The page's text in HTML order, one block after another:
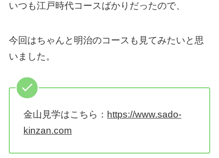
いつも江戸時代コースばかりだったので、
今回はちゃんと明治のコースも見てみたいと思
いました。
金山見学はこちら： https://www.sado-
kinzan.com